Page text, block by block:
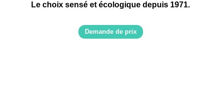
Le choix sensé et écologique depuis 1971.
Demande de prix